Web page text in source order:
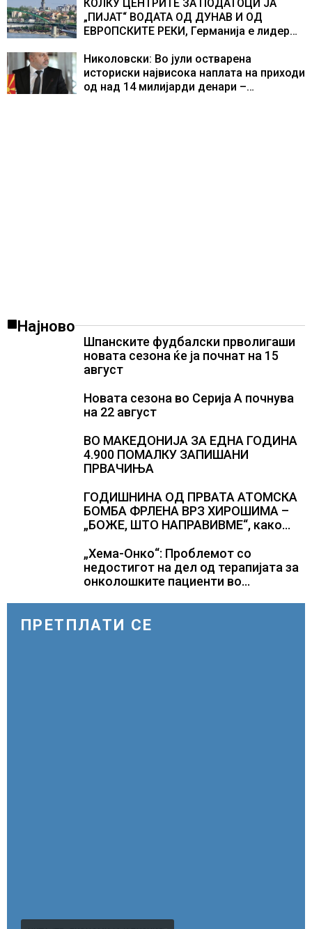
КОЛКУ ЦЕНТРИТЕ ЗА ПОДАТОЦИ ЈА
„ПИЈАТ“ ВОДАТА ОД ДУНАВ И ОД
ЕВРОПСКИТЕ РЕКИ, Германија е лидер
центри за податоци
Николовски: Во јули остварена
историски највисока наплата на приходи
од над 14 милијарди денари –
Најново
Шпанските фудбалски прволигаши
новата сезона ќе ја почнат на 15
август
Новата сезона во Серија А почнува
на 22 август
ВО МАКЕДОНИЈА ЗА ЕДНА ГОДИНА
4.900 ПОМАЛКУ ЗАПИШАНИ
ПРВАЧИЊА
ГОДИШНИНА ОД ПРВАТА АТОМСКА
БОМБА ФРЛЕНА ВРЗ ХИРОШИМА –
„БОЖЕ, ШТО НАПРАВИВМЕ“, како
Геј“ и учесниците во
бомбардирањето го доживуваа овој
настан што го промени текот на
„Хема-Онко“: Проблемот со
недостигот на дел од терапијата за
онколошките пациенти во
ПРЕТПЛАТИ СЕ